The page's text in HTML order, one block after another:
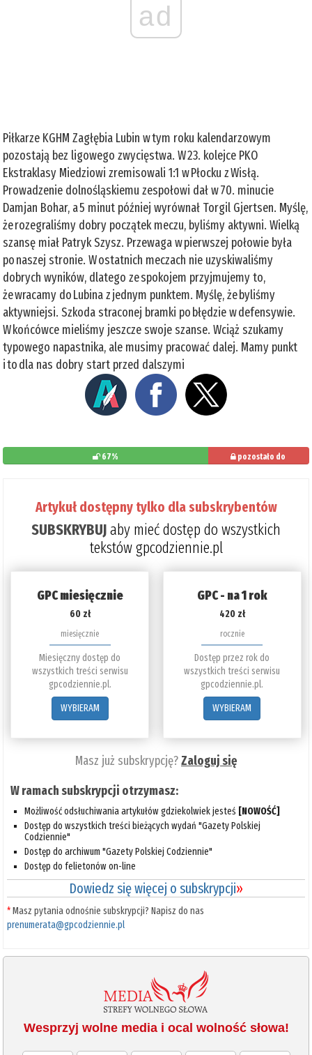
ad
Piłkarze KGHM Zagłębia Lubin w tym roku kalendarzowym
pozostają bez ligowego zwycięstwa. W 23. kolejce PKO
Ekstraklasy Miedziowi zremisowali 1:1 w Płocku z Wisłą.
Prowadzenie dolnośląskiemu zespołowi dał w 70. minucie
Damjan Bohar, a 5 minut później wyrównał Torgil Gjertsen. Myślę,
że rozegraliśmy dobry początek meczu, byliśmy aktywni. Wielką
szansę miał Patryk Szysz. Przewaga w pierwszej połowie była
po naszej stronie. W ostatnich meczach nie uzyskiwaliśmy
dobrych wyników, dlatego ze spokojem przyjmujemy to,
że wracamy do Lubina z jednym punktem. Myślę, że byliśmy
aktywniejsi. Szkoda straconej bramki po błędzie w defensywie.
W końcówce mieliśmy jeszcze swoje szanse. Wciąż szukamy
typowego napastnika, ale musimy pracować dalej. Mamy punkt
i to dla nas dobry start przed dalszymi
67%
pozostało do
Artykuł dostępny tylko dla subskrybentów
SUBSKRYBUJaby mieć dostęp do wszystkich
tekstów gpcodziennie.pl
GPC miesięcznie
60 zł
miesięcznie
Miesięczny dostęp do
wszystkich treści serwisu
gpcodziennie.pl.
WYBIERAM
GPC - na 1 rok
420 zł
rocznie
Dostęp przez rok do
wszystkich treści serwisu
gpcodziennie.pl.
WYBIERAM
Masz już subskrypcję?Zaloguj się
W ramach subskrypcji otrzymasz:
Możliwość odsłuchiwania artykułów gdziekolwiek jesteś [NOWOŚĆ]
Dostęp do wszystkich treści bieżących wydań "Gazety Polskiej
Codziennie"
Dostęp do archiwum "Gazety Polskiej Codziennie"
Dostęp do felietonów on-line
Dowiedz się więcej o subskrypcji»
*Masz pytania odnośnie subskrypcji? Napisz do nas
prenumerata@gpcodziennie.pl
Wesprzyj wolne media i ocal wolność słowa!